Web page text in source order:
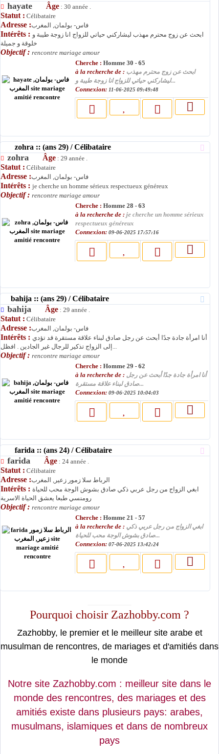
hayate Âge : 30 année .
Statut : Célibataire
Adresse :فاس- بولمان, المغرب
Intérêts : ابحث عن زوج محترم مهذب ليشاركني حياتي للزواج انا زوجة طيبة و
خلوقة و جميلة
Objectif : rencontre mariage amour
Cherche : Homme 30 - 65
à la recherche de : ابحث عن زوج محترم مهذب
ليشاركني حياتي للزواج انا زوجة طيبة و...
Connexion: 11-06-2025 09:49:48
zohra :: (ans 29) / Célibataire
zohra Âge : 29 année .
Statut : Célibataire
Adresse :فاس- بولمان, المغرب
Intérêts : je cherche un homme sérieux respectueux généreux
Objectif : rencontre mariage amour
Cherche : Homme 28 - 63
à la recherche de : je cherche un homme sérieux
respectueux généreux
Connexion: 09-06-2025 17:57:16
bahija :: (ans 29) / Célibataire
bahija Âge : 29 année .
Statut : Célibataire
Adresse :فاس- بولمان, المغرب
Intérêts : أنا امرأة جادة جدًا أبحث عن رجل صادق لبناء علاقة مستقرة قد تؤدي
Objectif : rencontre mariage amour
Cherche : Homme 29 - 62
à la recherche de : أنا امرأة جادة جدًا أبحث عن رجل
صادق لبناء علاقة مستقرة...
Connexion: 09-06-2025 10:04:03
farida :: (ans 24) / Célibataire
farida Âge : 24 année .
Statut : Célibataire
Adresse :الرباط سلا زمور زعير, المغرب
Intérêts : ابغي الزواج من رجل عربي ذكي صادق بشوش الوجة محب للحياة
رومنسي طبعا يعشق الحياة الاسرية
Objectif : rencontre mariage amour
Cherche : Homme 21 - 57
à la recherche de : ابغي الزواج من رجل عربي ذكي
صادق بشوش الوجة محب للحياة...
Connexion: 07-06-2025 13:42:24
Pourquoi choisir Zazhobby.com ?
Zazhobby, le premier et le meilleur site arabe et
musulman de rencontres, de mariages et d'amitiés dans
le monde
Notre site Zazhobby.com : meilleur site dans le
monde des rencontres, des mariages et des
amitiés existe dans plusieurs pays: arabes,
musulmans, islamiques et dans de nombreux
pays